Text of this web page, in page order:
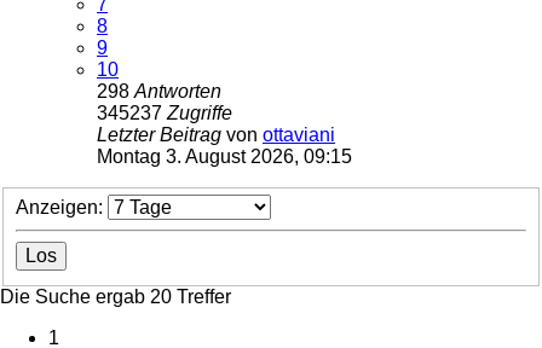
8
9
10
298 Antworten
345237 Zugriffe
Letzter Beitrag von ottaviani
Montag 3. August 2026, 09:15
Anzeigen:
Die Suche ergab 20 Treffer
1